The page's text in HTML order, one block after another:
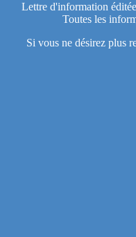
Lettre d'information
Toutes les
Si vous ne désirez plus